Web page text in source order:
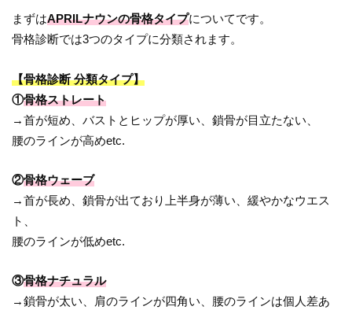
まずはAPRILナウンの骨格タイプについてです。
骨格診断では3つのタイプに分類されます。
【骨格診断 分類タイプ】
①骨格ストレート
→首が短め、バストとヒップが厚い、鎖骨が目立たない、
腰のラインが高めetc.
②骨格ウェーブ
→首が長め、鎖骨が出ており上半身が薄い、緩やかなウエス
ト、
腰のラインが低めetc.
③骨格ナチュラル
→鎖骨が太い、肩のラインが四角い、腰のラインは個人差あ